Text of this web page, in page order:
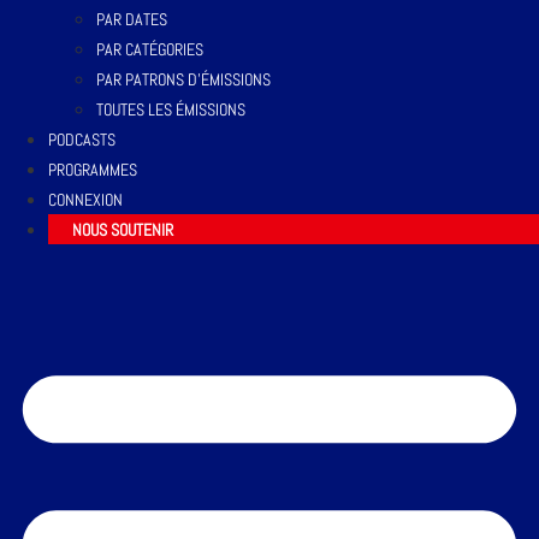
PAR DATES
PAR CATÉGORIES
PAR PATRONS D’ÉMISSIONS
TOUTES LES ÉMISSIONS
PODCASTS
PROGRAMMES
CONNEXION
NOUS SOUTENIR